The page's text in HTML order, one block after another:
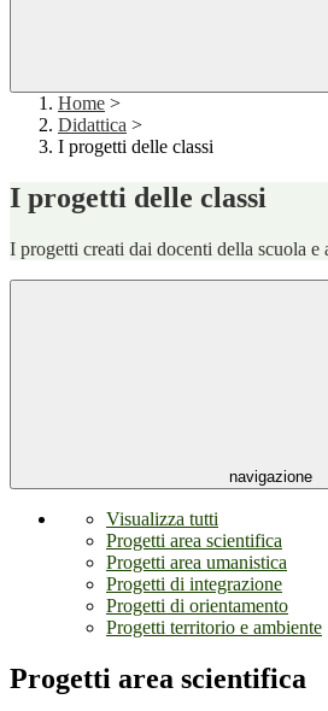
Home >
Didattica >
I progetti delle classi
I progetti delle classi
I progetti creati dai docenti della scuola e
navigazione
Visualizza tutti
Progetti area scientifica
Progetti area umanistica
Progetti di integrazione
Progetti di orientamento
Progetti territorio e ambiente
Progetti area scientifica